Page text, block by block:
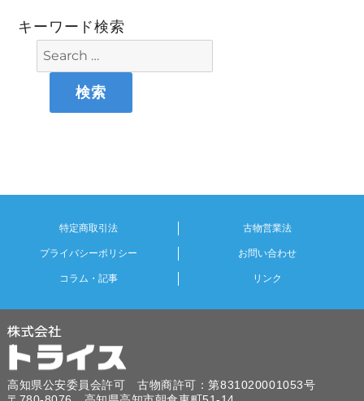
キーワード検索
特定商取引法 古物営業法
プライバシーポリシー お問い合わせ
コラム・記事 リンク
高知県公安委員会許可 古物商許可：第831020001053号